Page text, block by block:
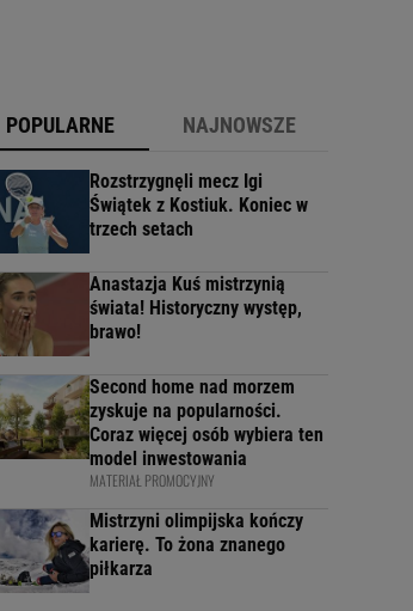
POPULARNE NAJNOWSZE
Rozstrzygnęli mecz Igi
Świątek z Kostiuk. Koniec w
trzech setach
Anastazja Kuś mistrzynią
świata! Historyczny występ,
brawo!
Second home nad morzem
zyskuje na popularności.
Coraz więcej osób wybiera ten
model inwestowania
MATERIAŁ PROMOCYJNY
Mistrzyni olimpijska kończy
karierę. To żona znanego
piłkarza